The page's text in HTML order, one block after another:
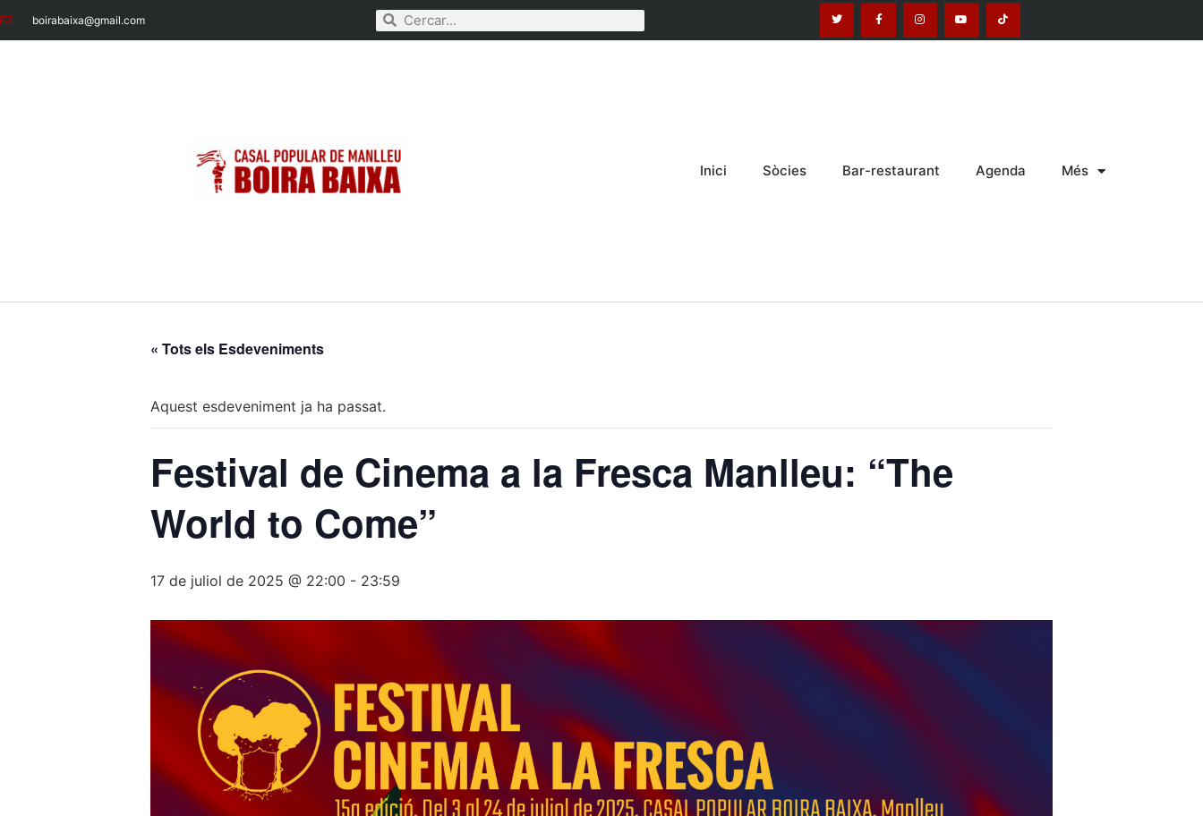
boirabaixa@gmail.com
Inici Sòcies Bar-restaurant Agenda Més
« Tots els Esdeveniments
Aquest esdeveniment ja ha passat.
Festival de Cinema a la Fresca Manlleu: “The
World to Come”
17 de juliol de 2025 @ 22:00 - 23:59